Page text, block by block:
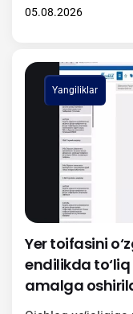
raqamli
hududlarda
tartibi hamda
haqida batafsil
doirasida
Mahkamasining
05.08.2026
Yangiliklar
Yer toifasini
endilikda
amalga